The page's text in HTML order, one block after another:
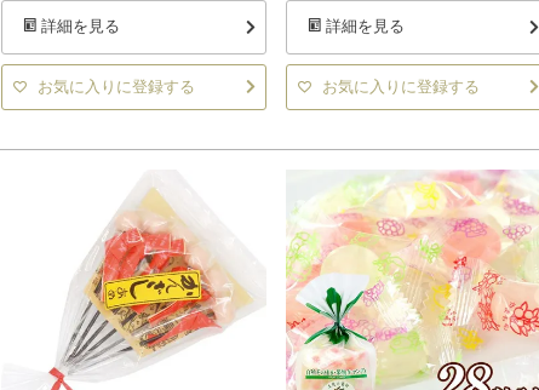
詳細を見る
お気に入りに登録する
詳細を見る
お気に入りに登録する